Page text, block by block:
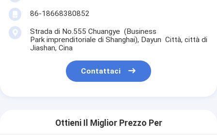
86-18668380852
Strada di No.555 Chuangye (Business
Park imprenditoriale di Shanghai), Dayun Città, città di
Jiashan, Cina
Contattaci
Ottieni Il Miglior Prezzo Per